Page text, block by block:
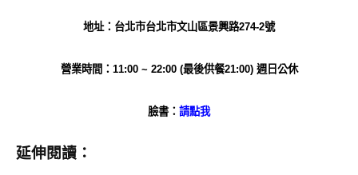
地址：台北市台北市文山區景興路274-2號
營業時間：11:00 ~ 22:00 (最後供餐21:00) 週日公休
臉書： 請點我
延伸閱讀：